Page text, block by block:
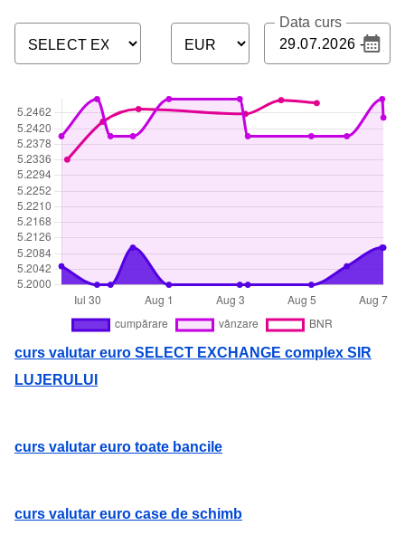
Data curs
curs valutar euro SELECT EXCHANGE complex SIR
LUJERULUI
curs valutar euro toate bancile
curs valutar euro case de schimb